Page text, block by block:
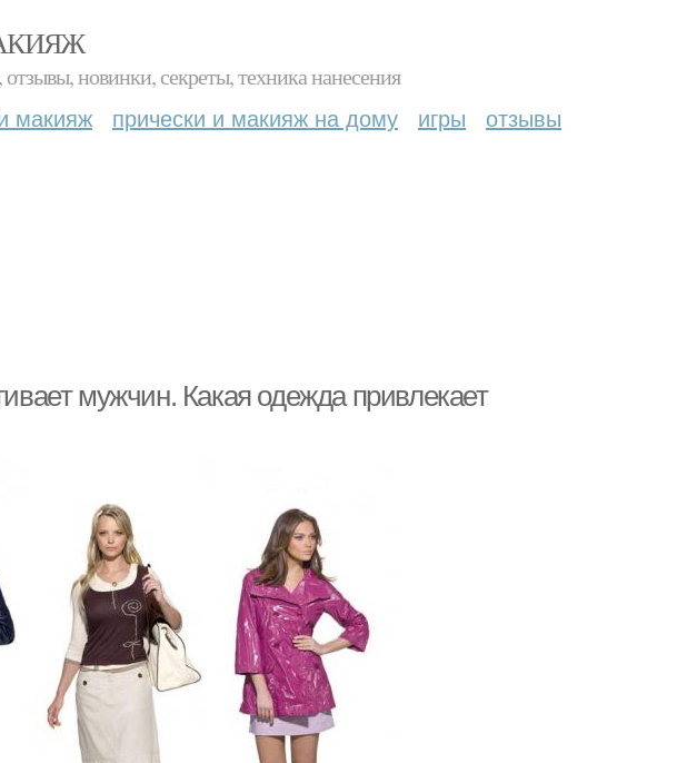
новинки, секреты, техника нанесения
макияж прически и макияж на дому игры отзывы
мужчин. Какая одежда привлекает